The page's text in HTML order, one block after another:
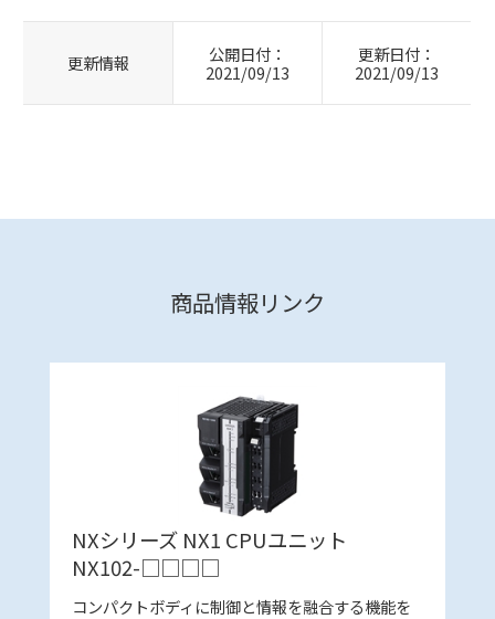
更新情報
公開日付：
2021/09/13
更新日付：
2021/09/13
商品情報リンク
NXシリーズ NX1 CPUユニット
NX102-□□□□
コンパクトボディに制御と情報を融合する機能を